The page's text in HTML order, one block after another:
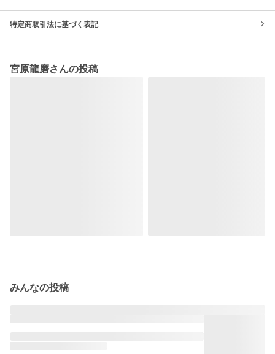
特定商取引法に基づく表記
宮原龍磨さんの投稿
みんなの投稿